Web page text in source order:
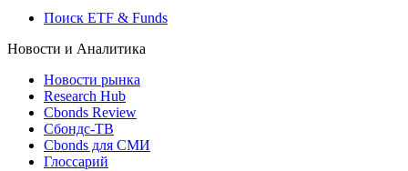
Поиск ETF & Funds
Новости и Аналитика
Новости рынка
Research Hub
Cbonds Review
Сбондс-ТВ
Cbonds для СМИ
Глоссарий